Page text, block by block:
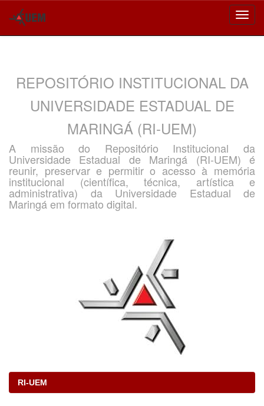
REPOSITÓRIO INSTITUCIONAL DA
UNIVERSIDADE ESTADUAL DE
MARINGÁ (RI-UEM)
A missão do Repositório Institucional da
Universidade Estadual de Maringá (RI-UEM) é
reunir, preservar e permitir o acesso à memória
institucional (científica, técnica, artística e
administrativa) da Universidade Estadual de
Maringá em formato digital.
RI-UEM